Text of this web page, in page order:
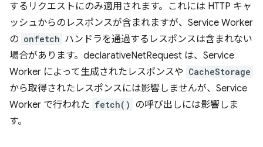
するリクエストにのみ適用されます。これには HTTP キャ
ッシュからのレスポンスが含まれますが、Service Worker
の onfetch ハンドラを通過するレスポンスは含まれない
場合があります。declarativeNetRequest は、Service
Worker によって生成されたレスポンスや CacheStorage
から取得されたレスポンスには影響しませんが、Service
Worker で行われた fetch() の呼び出しには影響しま
す。